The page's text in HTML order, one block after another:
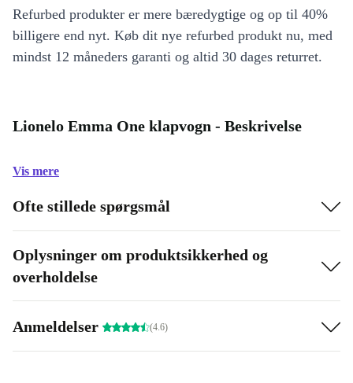
Refurbed produkter er mere bæredygtige og op til 40%
billigere end nyt. Køb dit nye refurbed produkt nu, med
mindst 12 måneders garanti og altid 30 dages returret.
Lionelo Emma One klapvogn - Beskrivelse
Vis mere
Ofte stillede spørgsmål
Oplysninger om produktsikkerhed og
overholdelse
Anmeldelser (4.6)